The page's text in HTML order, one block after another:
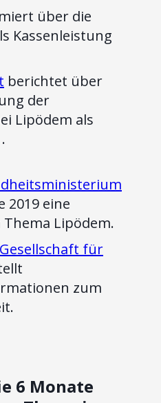
über die
Kassenleistung
berichtet über
der
Lipödem als
2019 eine
Lipödem.
für
zum
6 Monate